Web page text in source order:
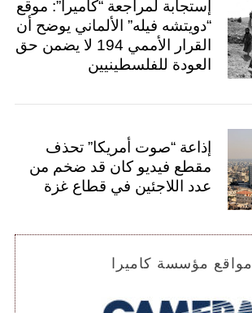
إستجابة لمراجعة “كاميرا”: موقع
“دويتشه فيله” الألماني يوضح أن
القرار الأممي 194 لا يضمن حق
العودة للفلسطينيين
إذاعة “صوت أمريكا” تحذف
مقطع فيديو كان قد ضخم من
عدد اللاجئين في قطاع غزة
مواقع مؤسسة كاميرا